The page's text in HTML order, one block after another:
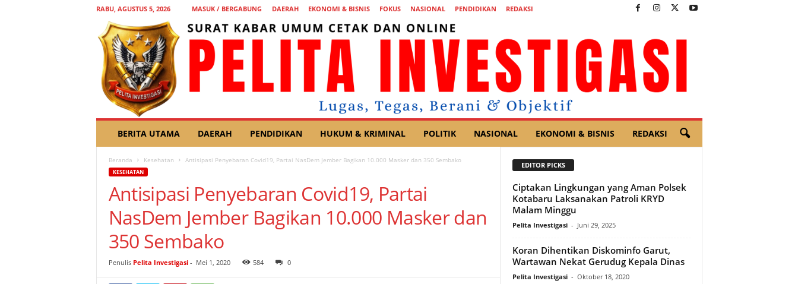
RABU, AGUSTUS 5, 2026 MASUK / BERGABUNG DAERAH EKONOMI & BISNIS FOKUS NASIONAL PENDIDIKAN REDAKSI
L
BERITA UTAMA DAERAH PENDIDIKAN HUKUM & KRIMINAL POLITIK NASIONAL EKONOMI & BISNIS REDAKSI
Beranda Kesehatan Antisipasi Penyebaran Covid19, Partai NasDem Jember Bagikan 10.000 Masker dan 350 Sembako
KESEHATAN
Antisipasi Penyebaran Covid19, Partai
NasDem Jember Bagikan 10.000 Masker dan
350 Sembako
Penulis Pelita Investigasi- Mei 1, 2020 584 0
EDITOR PICKS
Ciptakan Lingkungan yang Aman Polsek
Kotabaru Laksanakan Patroli KRYD
Malam Minggu
Pelita Investigasi - Juni 29, 2025
Koran Dihentikan Diskominfo Garut,
Wartawan Nekat Gerudug Kepala Dinas
Pelita Investigasi - Oktober 18, 2020